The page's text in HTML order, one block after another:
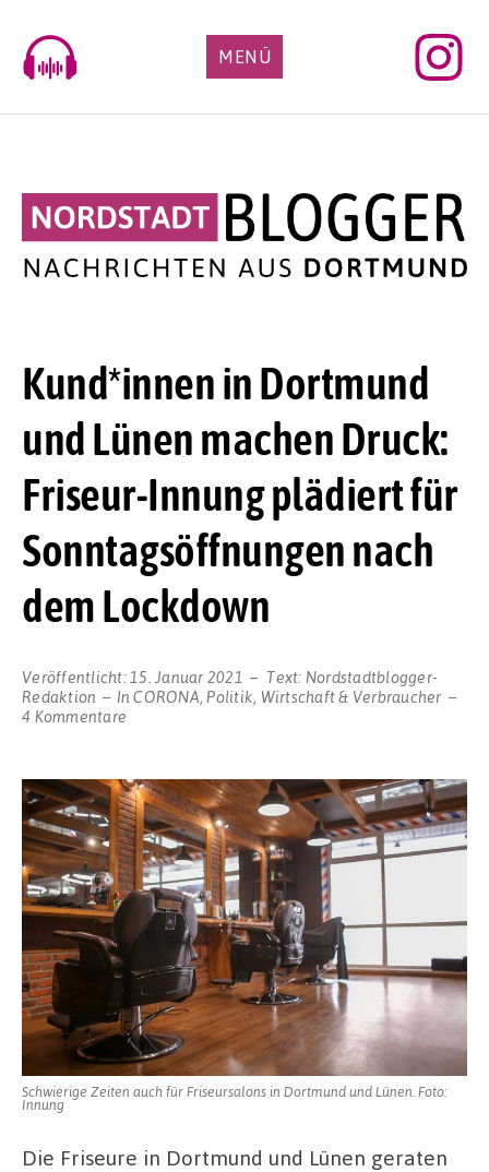
content
MENÜ
Kund*innen in Dortmund
und Lünen machen Druck:
Friseur-Innung plädiert für
Sonntagsöffnungen nach
dem Lockdown
Veröffentlicht: 15. Januar 2021 Text: Nordstadtblogger-
Redaktion
InCORONA,Politik, Wirtschaft & Verbraucher
4 Kommentare
und
Lünen
machen
Druck:
Friseur-
Innung
plädiert
für
Sonntagsöffnungen
nach
dem
Lockdown
Schwierige Zeiten auch für Friseursalons in Dortmund und Lünen. Foto:
Innung
Die Friseure in Dortmund und Lünen geraten